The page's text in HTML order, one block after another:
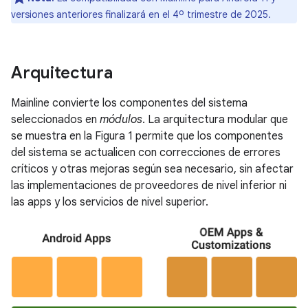
versiones anteriores finalizará en el 4º trimestre de 2025.
Arquitectura
Mainline convierte los componentes del sistema
seleccionados en módulos. La arquitectura modular que
se muestra en la Figura 1 permite que los componentes
del sistema se actualicen con correcciones de errores
críticos y otras mejoras según sea necesario, sin afectar
las implementaciones de proveedores de nivel inferior ni
las apps y los servicios de nivel superior.